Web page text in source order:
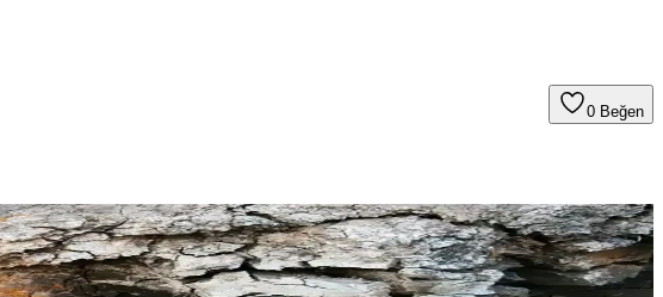
0 Beğen
ve mikrobiyom dengesini sağlar, böylece genel sağlık ve yaşam kalitenizi artırır.